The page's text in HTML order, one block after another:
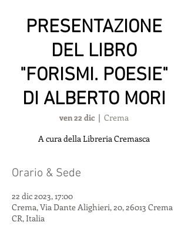
PRESENTAZIONE
DEL LIBRO
"FORISMI. POESIE"
DI ALBERTO MORI
ven 22 dic
  |
Crema
A cura della Libreria Cremasca
Orario & Sede
22 dic 2023, 17:00
Crema, Via Dante Alighieri, 20, 26013 Crema
CR, Italia